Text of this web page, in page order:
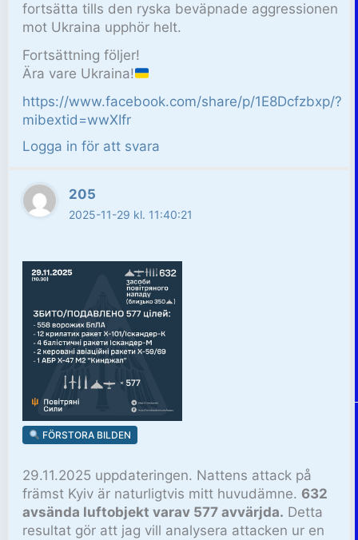
fortsätta tills den ryska beväpnade aggressionen
mot Ukraina upphör helt.
Fortsättning följer!
Ära vare Ukraina!
https://www.facebook.com/share/p/1E8Dcfzbxp/?
mibextid=wwXIfr
Logga in för att svara
205
2025-11-29 kl. 11:40:21
FÖRSTORA BILDEN
29.11.2025 uppdateringen. Nattens attack på
främst Kyiv är naturligtvis mitt huvudämne. 632
avsända luftobjekt varav 577 avvärjda. Detta
resultat gör att jag vill analysera attacken ur en